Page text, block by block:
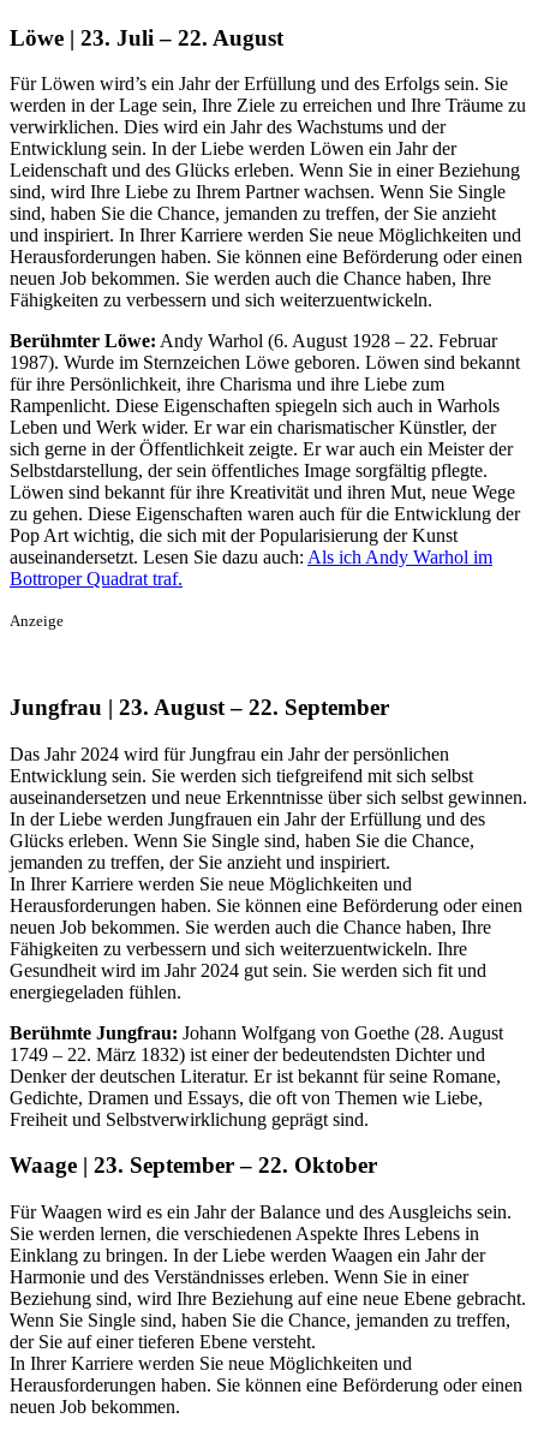
Löwe | 23. Juli – 22. August
Für Löwen wird’s ein Jahr der Erfüllung und des Erfolgs sein. Sie
werden in der Lage sein, Ihre Ziele zu erreichen und Ihre Träume zu
verwirklichen. Dies wird ein Jahr des Wachstums und der
Entwicklung sein. In der Liebe werden Löwen ein Jahr der
Leidenschaft und des Glücks erleben. Wenn Sie in einer Beziehung
sind, wird Ihre Liebe zu Ihrem Partner wachsen. Wenn Sie Single
sind, haben Sie die Chance, jemanden zu treffen, der Sie anzieht
und inspiriert. In Ihrer Karriere werden Sie neue Möglichkeiten und
Herausforderungen haben. Sie können eine Beförderung oder einen
neuen Job bekommen. Sie werden auch die Chance haben, Ihre
Fähigkeiten zu verbessern und sich weiterzuentwickeln.
Berühmter Löwe: Andy Warhol (6. August 1928 – 22. Februar
1987). Wurde im Sternzeichen Löwe geboren. Löwen sind bekannt
für ihre Persönlichkeit, ihre Charisma und ihre Liebe zum
Rampenlicht. Diese Eigenschaften spiegeln sich auch in Warhols
Leben und Werk wider. Er war ein charismatischer Künstler, der
sich gerne in der Öffentlichkeit zeigte. Er war auch ein Meister der
Selbstdarstellung, der sein öffentliches Image sorgfältig pflegte.
Löwen sind bekannt für ihre Kreativität und ihren Mut, neue Wege
zu gehen. Diese Eigenschaften waren auch für die Entwicklung der
Pop Art wichtig, die sich mit der Popularisierung der Kunst
auseinandersetzt. Lesen Sie dazu auch: Als ich Andy Warhol im
Bottroper Quadrat traf.
Anzeige
Jungfrau | 23. August – 22. September
Das Jahr 2024 wird für Jungfrau ein Jahr der persönlichen
Entwicklung sein. Sie werden sich tiefgreifend mit sich selbst
auseinandersetzen und neue Erkenntnisse über sich selbst gewinnen.
In der Liebe werden Jungfrauen ein Jahr der Erfüllung und des
Glücks erleben. Wenn Sie Single sind, haben Sie die Chance,
jemanden zu treffen, der Sie anzieht und inspiriert.
In Ihrer Karriere werden Sie neue Möglichkeiten und
Herausforderungen haben. Sie können eine Beförderung oder einen
neuen Job bekommen. Sie werden auch die Chance haben, Ihre
Fähigkeiten zu verbessern und sich weiterzuentwickeln. Ihre
Gesundheit wird im Jahr 2024 gut sein. Sie werden sich fit und
energiegeladen fühlen.
Berühmte Jungfrau: Johann Wolfgang von Goethe (28. August
1749 – 22. März 1832) ist einer der bedeutendsten Dichter und
Denker der deutschen Literatur. Er ist bekannt für seine Romane,
Gedichte, Dramen und Essays, die oft von Themen wie Liebe,
Freiheit und Selbstverwirklichung geprägt sind.
Waage | 23. September – 22. Oktober
Für Waagen wird es ein Jahr der Balance und des Ausgleichs sein.
Sie werden lernen, die verschiedenen Aspekte Ihres Lebens in
Einklang zu bringen. In der Liebe werden Waagen ein Jahr der
Harmonie und des Verständnisses erleben. Wenn Sie in einer
Beziehung sind, wird Ihre Beziehung auf eine neue Ebene gebracht.
Wenn Sie Single sind, haben Sie die Chance, jemanden zu treffen,
der Sie auf einer tieferen Ebene versteht.
In Ihrer Karriere werden Sie neue Möglichkeiten und
Herausforderungen haben. Sie können eine Beförderung oder einen
neuen Job bekommen.